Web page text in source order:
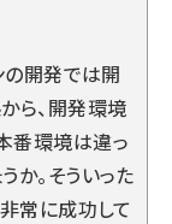
開発では開
ら、開発環境
番環境は違っ
か。そういった
常に成功して